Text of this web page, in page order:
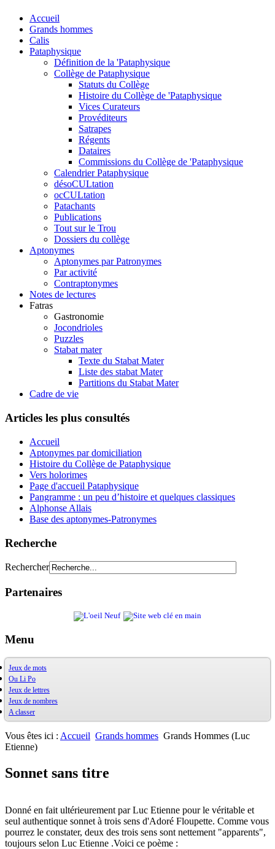
Accueil
Grands hommes
Calis
Pataphysique
Définition de la 'Pataphysique
Collège de Pataphysique
Statuts du Collège
Histoire du Collège de 'Pataphysique
Vices Curateurs
Provéditeurs
Satrapes
Régents
Dataires
Commissions du Collège de 'Pataphysique
Calendrier Pataphysique
désoCULtation
ocCULtation
Patachants
Publications
Tout sur le Trou
Dossiers du collège
Aptonymes
Aptonymes par Patronymes
Par activité
Contraptonymes
Notes de lectures
Fatras
Gastronomie
Jocondrioles
Puzzles
Stabat mater
Texte du Stabat Mater
Liste des stabat Mater
Partitions du Stabat Mater
Cadre de vie
Articles les plus consultés
Accueil
Aptonymes par domiciliation
Histoire du Collège de Pataphysique
Vers holorimes
Page d'accueil Pataphysique
Pangramme : un peu d’histoire et quelques classiques
Alphonse Allais
Base des aptonymes-Patronymes
Recherche
Rechercher
Partenaires
Menu
Jeux de mots
OuXPo
Contrepets
Palindromes
Jeux de mots divers
Récréamots
Glossaire des figures de style
Chansonnances
Ou Li Po
OuLiPo
Base de la Bibliothèque Oulipienne
Oulipiens
G. Perec
Bibliographie
La vie mode d'emploi
Ecrit par des oulipiens
Jeux de lettres
Jeux de nombres
Ludimath
Base Ludimath
Ludimaths : bibliographie
Nombres premiers
Jouez carré
A classer
Vous êtes ici : Accueil Grands hommes Grands Hommes (Luc
Etienne)
Sonnet sans titre
Donné en fait ultérieurement par Luc Etienne pour le véritable et
seul authentique sonnet à trois sens d'Adoré Floupette. Comme vous
pourrez le constater, deux des trois sens sont nettement "apparents",
toujours selon Luc Etienne .Voici ce poème :